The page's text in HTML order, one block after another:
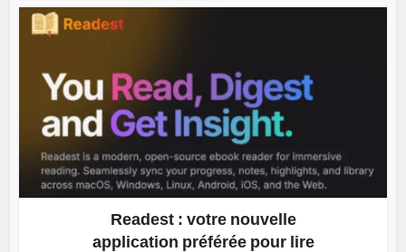
Readest : votre nouvelle
application préférée pour lire